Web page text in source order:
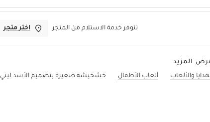
تتوفر خدمة الاستلام من المتجر اختر متجر
المزيد
والألعاب
ألعاب الأطفال خشخيشة صغيرة بتصميم الأسد ليني